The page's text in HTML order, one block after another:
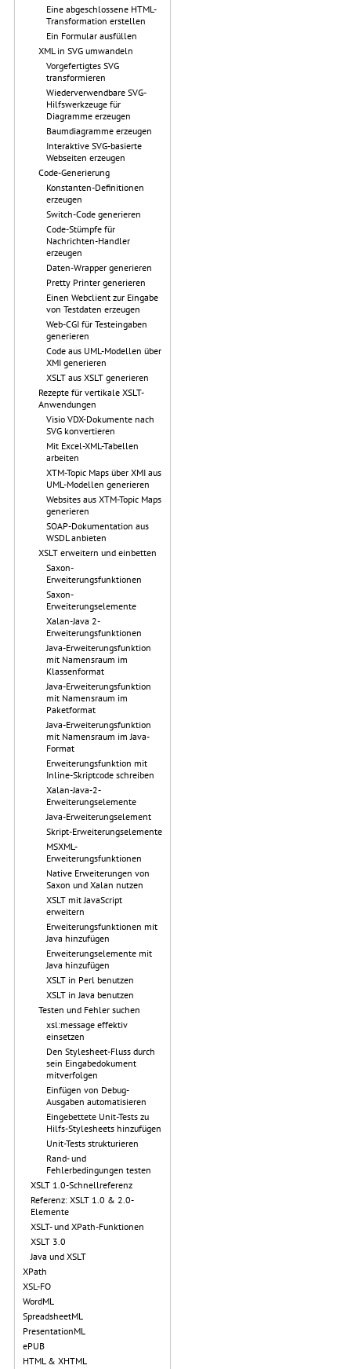
Eine abgeschlossene HTML-
Transformation erstellen
Ein Formular ausfüllen
XML in SVG umwandeln
Vorgefertigtes SVG
transformieren
Wiederverwendbare SVG-
Hilfswerkzeuge für
Diagramme erzeugen
Baumdiagramme erzeugen
Interaktive SVG-basierte
Webseiten erzeugen
Code-Generierung
Konstanten-Definitionen
erzeugen
Switch-Code generieren
Code-Stümpfe für
Nachrichten-Handler
erzeugen
Daten-Wrapper generieren
Pretty Printer generieren
Einen Webclient zur Eingabe
von Testdaten erzeugen
Web-CGI für Testeingaben
generieren
Code aus UML-Modellen über
XMI generieren
XSLT aus XSLT generieren
Rezepte für vertikale XSLT-
Anwendungen
Visio VDX-Dokumente nach
SVG konvertieren
Mit Excel-XML-Tabellen
arbeiten
XTM-Topic Maps über XMI aus
UML-Modellen generieren
Websites aus XTM-Topic Maps
generieren
SOAP-Dokumentation aus
WSDL anbieten
XSLT erweitern und einbetten
Saxon-
Erweiterungsfunktionen
Saxon-
Erweiterungselemente
Xalan-Java 2-
Erweiterungsfunktionen
Java-Erweiterungsfunktion
mit Namensraum im
Klassenformat
Java-Erweiterungsfunktion
mit Namensraum im
Paketformat
Java-Erweiterungsfunktion
mit Namensraum im Java-
Format
Erweiterungsfunktion mit
Inline-Skriptcode schreiben
Xalan-Java-2-
Erweiterungselemente
Java-Erweiterungselement
Skript-Erweiterungselemente
MSXML-
Erweiterungsfunktionen
Native Erweiterungen von
Saxon und Xalan nutzen
XSLT mit JavaScript
erweitern
Erweiterungsfunktionen mit
Java hinzufügen
Erweiterungselemente mit
Java hinzufügen
XSLT in Perl benutzen
XSLT in Java benutzen
Testen und Fehler suchen
xsl:message effektiv
einsetzen
Den Stylesheet-Fluss durch
sein Eingabedokument
mitverfolgen
Einfügen von Debug-
Ausgaben automatisieren
Eingebettete Unit-Tests zu
Hilfs-Stylesheets hinzufügen
Unit-Tests strukturieren
Rand- und
Fehlerbedingungen testen
XSLT 1.0-Schnellreferenz
Referenz: XSLT 1.0 & 2.0-
Elemente
XSLT- und XPath-Funktionen
XSLT 3.0
Java und XSLT
XPath
XSL-FO
WordML
SpreadsheetML
PresentationML
ePUB
HTML & XHTML